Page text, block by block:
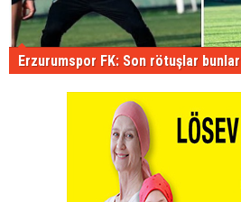
Erzurumspor FK: Son rötuşlar bunlar